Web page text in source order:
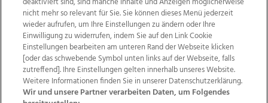
Wir über uns Mediadaten Kontakt
Jobs
Datenschutz
Impressum
AGB Anzeigekunden
AGB Website
Ehrenkodex Politische Werbung
nicht mehr so relevant für Sie. Sie können dieses Menü jederzeit
wieder aufrufen, um Ihre Einstellungen zu ändern oder Ihre
Einwilligung zu widerrufen, indem Sie auf den Link Cookie
Einstellungen bearbeiten am unteren Rand der Webseite klicken
[oder das schwebende Symbol unten links auf der Webseite, falls
zutreffend]. Ihre Einstellungen gelten innerhalb unseres Website.
Weitere Informationen finden Sie in unserer Datenschutzerklärung.
Wir und unsere Partner verarbeiten Daten, um Folgendes